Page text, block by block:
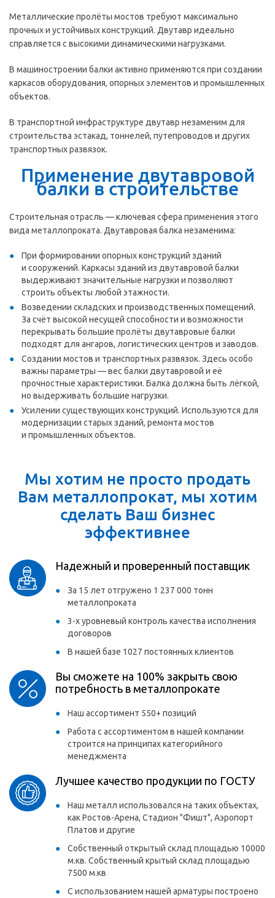
Металлические пролёты мостов требуют максимально
прочных и устойчивых конструкций. Двутавр идеально
справляется с высокими динамическими нагрузками.
В машиностроении балки активно применяются при создании
каркасов оборудования, опорных элементов и промышленных
объектов.
В транспортной инфраструктуре двутавр незаменим для
строительства эстакад, тоннелей, путепроводов и других
транспортных развязок.
Применение двутавровой
балки в строительстве
Строительная отрасль — ключевая сфера применения этого
вида металлопроката. Двутавровая балка незаменима:
При формировании опорных конструкций зданий
и сооружений. Каркасы зданий из двутавровой балки
выдерживают значительные нагрузки и позволяют
строить объекты любой этажности.
Возведении складских и производственных помещений.
За счёт высокой несущей способности и возможности
перекрывать большие пролёты двутавровые балки
подходят для ангаров, логистических центров и заводов.
Создании мостов и транспортных развязок. Здесь особо
важны параметры — вес балки двутавровой и её
прочностные характеристики. Балка должна быть лёгкой,
но выдерживать большие нагрузки.
Усилении существующих конструкций. Используются для
модернизации старых зданий, ремонта мостов
и промышленных объектов.
Мы хотим не просто продать
Вам металлопрокат, мы хотим
сделать Ваш бизнес
эффективнее
Надежный и проверенный поставщик
За 15 лет отгружено 1 237 000 тонн
металлопроката
3-х уровневый контроль качества исполнения
договоров
В нашей базе 1027 постоянных клиентов
Вы сможете на 100% закрыть свою
потребность в металлопрокате
Наш ассортимент 550+ позиций
Работа с ассортиментом в нашей компании
строится на принципах категорийного
менеджмента
Лучшее качество продукции по ГОСТУ
Наш металл использовался на таких объектах,
как Ростов-Арена, Стадион "Фишт", Аэропорт
Платов и другие
Собственный открытый склад площадью 10000
м.кв. Собственный крытый склад площадью
7500 м.кв
С использованием нашей арматуры построено